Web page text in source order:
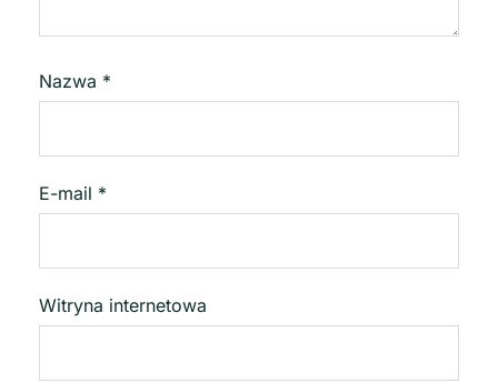
Nazwa *
E-mail *
Witryna internetowa